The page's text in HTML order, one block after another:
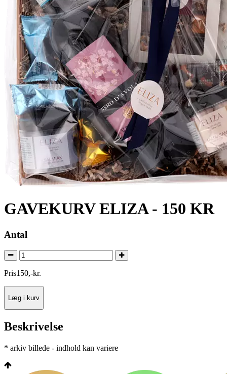
GAVEKURV ELIZA - 150 KR
Antal
Pris150,-kr.
Læg i kurv
Beskrivelse
* arkiv billede - indhold kan variere